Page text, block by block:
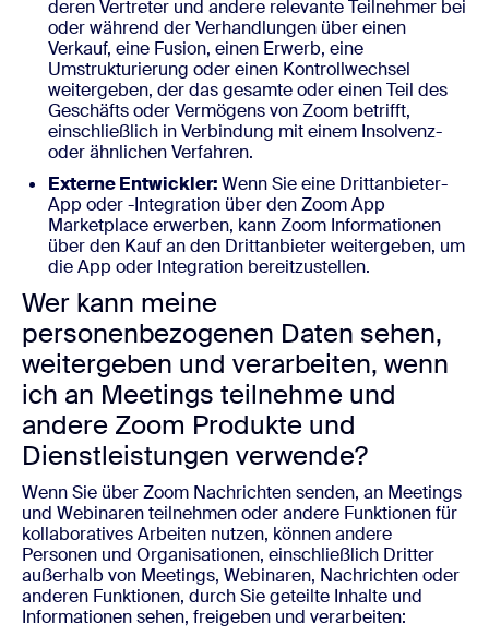
deren Vertreter und andere relevante Teilnehmer bei
oder während der Verhandlungen über einen
Verkauf, eine Fusion, einen Erwerb, eine
Umstrukturierung oder einen Kontrollwechsel
weitergeben, der das gesamte oder einen Teil des
Geschäfts oder Vermögens von Zoom betrifft,
einschließlich in Verbindung mit einem Insolvenz-
oder ähnlichen Verfahren.
Externe Entwickler:Wenn Sie eine Drittanbieter-
App oder -Integration über den Zoom App
Marketplace erwerben, kann Zoom Informationen
über den Kauf an den Drittanbieter weitergeben, um
die App oder Integration bereitzustellen.
Wer kann meine
personenbezogenen Daten sehen,
weitergeben und verarbeiten, wenn
ich an Meetings teilnehme und
andere Zoom Produkte und
Dienstleistungen verwende?
Wenn Sie über Zoom Nachrichten senden, an Meetings
und Webinaren teilnehmen oder andere Funktionen für
kollaboratives Arbeiten nutzen, können andere
Personen und Organisationen, einschließlich Dritter
außerhalb von Meetings, Webinaren, Nachrichten oder
anderen Funktionen, durch Sie geteilte Inhalte und
Informationen sehen, freigeben und verarbeiten: